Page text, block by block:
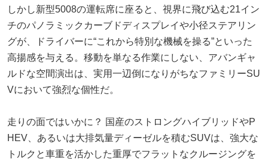
しかし新型5008の運転席に座ると、視界に飛び込む21イン
チのパノラミックカーブドディスプレイや小径ステアリン
グが、ドライバーに“これから特別な機械を操る”といった
高揚感を与える。移動を単なる作業にしない、アバンギャ
ルドな空間演出は、実用一辺倒になりがちなファミリーSU
Vにおいて強烈な個性だ。
走りの面ではいかに？ 国産のストロングハイブリッドやP
HEV、あるいは大排気量ディーゼルを積むSUVは、強大な
トルクと車重を活かした重厚でフラットなクルージングを